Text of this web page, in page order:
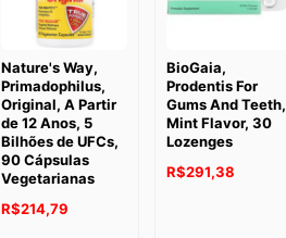
Nature's Way,
Primadophilus,
Original, A Partir
de 12 Anos, 5
Bilhões de UFCs,
90 Cápsulas
Vegetarianas
R$214,79
BioGaia,
Prodentis For
Gums And Teeth,
Mint Flavor, 30
Lozenges
R$291,38